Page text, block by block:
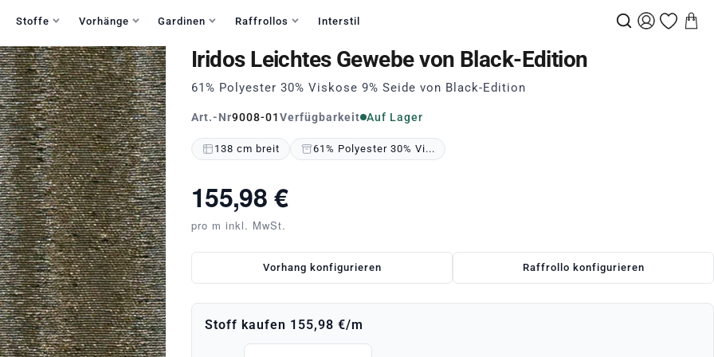
Stoffe Vorhänge Gardinen Raffrollos Interstil
Iridos Leichtes Gewebe von Black-Edition
61% Polyester 30% Viskose 9% Seide von Black-Edition
Art.-Nr9008-01Verfügbarkeit Auf Lager
138 cm breit 61% Polyester 30% Vi...
155,98 €
pro m inkl. MwSt.
Vorhang konfigurieren Raffrollo konfigurieren
Stoff kaufen 155,98 €/m